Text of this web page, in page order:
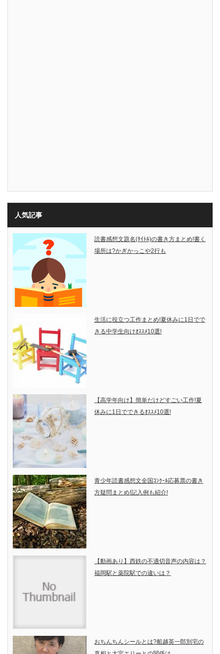
人気記事
読書感想文題名(ﾀｲﾄﾙ)の書き方まとめ!書く
場所は?かぎかっこや2行も
生活に役立つ工作まとめ!夏休みに1日でで
きる中学生向けｵｽｽﾒ10選!
【高学年向け】簡単だけどすごい工作!夏
休みに1日でできるｵｽｽﾒ10選!
青少年読書感想文全国ｺﾝｸｰﾙ応募票の書き
方疑問まとめ!記入例も紹介!
【動画あり】西鉄の不適切音声の内容は？
福岡駅と薬院駅での違いは？
おちんちんシールとは?船越英一郎別宅の